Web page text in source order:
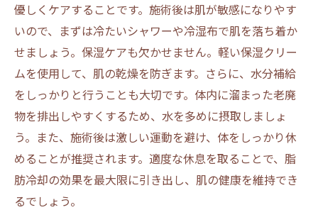
優しくケアすることです。施術後は肌が敏感になりやす
いので、まずは冷たいシャワーや冷湿布で肌を落ち着か
せましょう。保湿ケアも欠かせません。軽い保湿クリー
ムを使用して、肌の乾燥を防ぎます。さらに、水分補給
をしっかりと行うことも大切です。体内に溜まった老廃
物を排出しやすくするため、水を多めに摂取しましょ
う。また、施術後は激しい運動を避け、体をしっかり休
めることが推奨されます。適度な休息を取ることで、脂
肪冷却の効果を最大限に引き出し、肌の健康を維持でき
るでしょう。